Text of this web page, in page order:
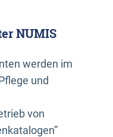
NUMIS
werden im
und
von